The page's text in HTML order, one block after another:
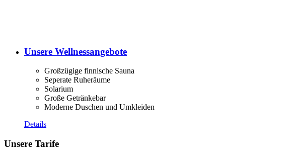
Unsere Wellnessangebote
Großzügige finnische Sauna
Seperate Ruheräume
Solarium
Große Getränkebar
Moderne Duschen und Umkleiden
Details
Unsere Tarife